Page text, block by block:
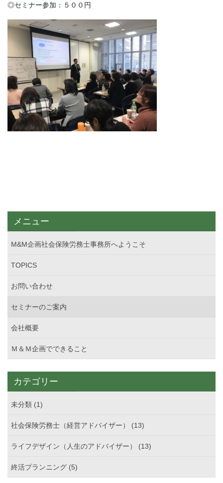
◎セミナー参加：５００円
メニュー
M&M企画社会保険労務士事務所へようこそ
TOPICS
お問い合わせ
セミナーのご案内
会社概要
Ｍ＆Ｍ企画でできること
カテゴリー
未分類 (1)
社会保険労務士（経営アドバイザー） (13)
ライフデザイン（人生のアドバイザー） (13)
終活プランニング (5)